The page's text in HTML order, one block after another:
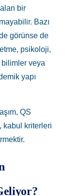
bir
Bazı
görünse de
psikoloji,
bilimler veya
yapı
QS
kabul kriterleri